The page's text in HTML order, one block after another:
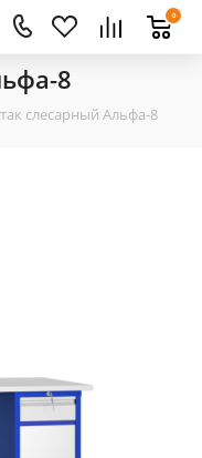
0
8
слесарный Альфа-8